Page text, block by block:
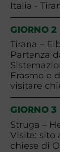
Italia -
GIORNO 2
Tirana –
Partenza
Erasmo e
visitare
GIORNO 3
Struga –
Visite: sito
chiese di